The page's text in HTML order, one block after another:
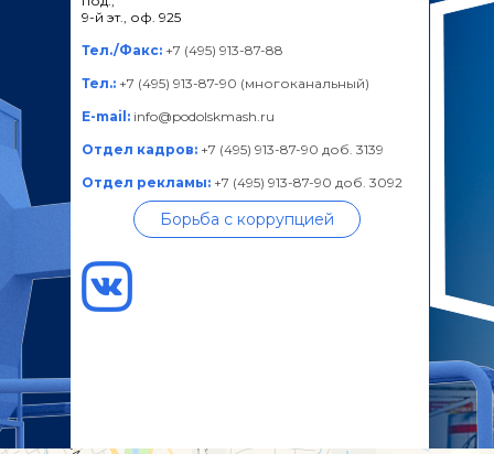
9-й эт., оф. 925
Тел./Факс: +7 (495) 913-87-88
Тел.: +7 (495) 913-87-90 (многоканальный)
E-mail: info@podolskmash.ru
Отдел кадров: +7 (495) 913-87-90 доб. 3139
Отдел рекламы: +7 (495) 913-87-90 доб. 3092
Борьба с коррупцией